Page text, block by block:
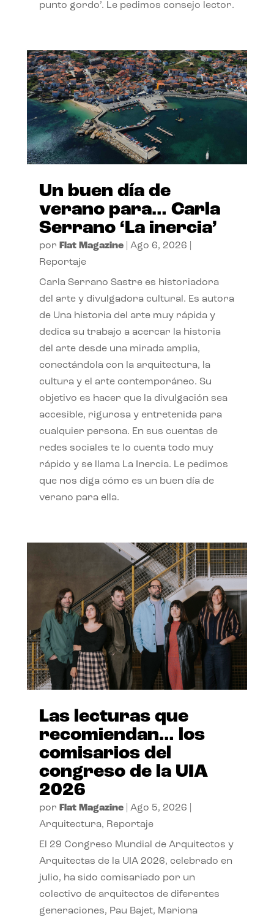
punto gordo’. Le pedimos consejo lector.
Un buen día de
verano para… Carla
Serrano ‘La inercia’
por Flat Magazine| Ago 6, 2026
Reportaje
Carla Serrano Sastre es historiadora
del arte y divulgadora cultural. Es autora
de Una historia del arte muy rápida y
dedica su trabajo a acercar la historia
del arte desde una mirada amplia,
conectándola con la arquitectura, la
cultura y el arte contemporáneo. Su
objetivo es hacer que la divulgación sea
accesible, rigurosa y entretenida para
cualquier persona. En sus cuentas de
redes sociales te lo cuenta todo muy
rápido y se llama La Inercia. Le pedimos
que nos diga cómo es un buen día de
verano para ella.
Las lecturas que
recomiendan… los
comisarios del
congreso de la UIA
2026
por Flat Magazine| Ago 5, 2026
Arquitectura, Reportaje
El 29 Congreso Mundial de Arquitectos y
Arquitectas de la UIA 2026, celebrado en
julio, ha sido comisariado por un
colectivo de arquitectos de diferentes
generaciones, Pau Bajet, Mariona